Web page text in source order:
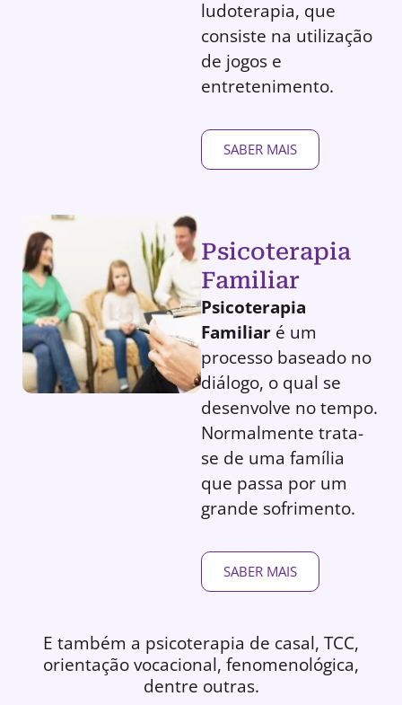
ludoterapia, que
consiste na utilização
de jogos e
entretenimento.
SABER MAIS
Psicoterapia
Familiar
Psicoterapia
Familiar é um
processo baseado no
diálogo, o qual se
desenvolve no tempo.
Normalmente trata-
se de uma família
que passa por um
grande sofrimento.
SABER MAIS
E também a psicoterapia de casal, TCC,
orientação vocacional, fenomenológica,
dentre outras.